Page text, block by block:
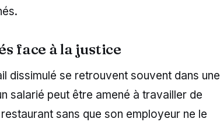
face à la justice
dissimulé se retrouvent souvent dans une
salarié peut être amené à travailler de
sans que son employeur ne le